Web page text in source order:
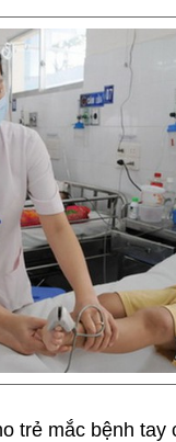
trẻ mắc bệnh tay